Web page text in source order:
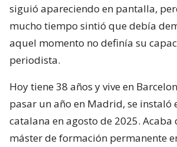
siguió apareciendo en pantalla,
mucho tiempo sintió que debía
aquel momento no definía su
periodista.
Hoy tiene 38 años y vive en
pasar un año en Madrid, se instaló
catalana en agosto de 2025.
máster de formación permanente